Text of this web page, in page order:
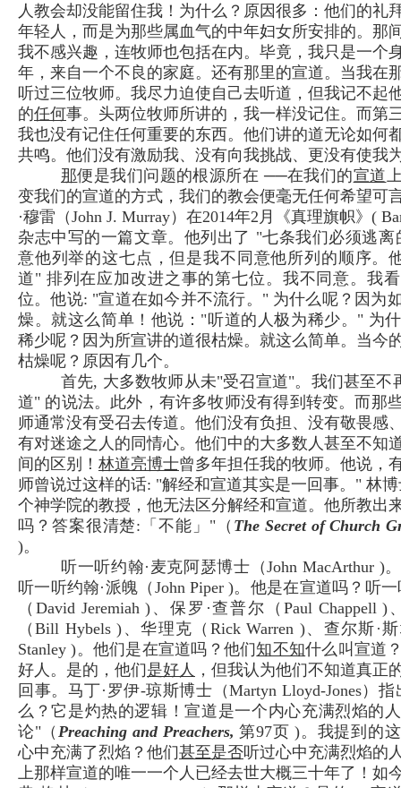
人教会却没能留住我！为什么？原因很多：他们的礼
年轻人，而是为那些属血气的中年妇女所安排的。那
我不感兴趣，连牧师也包括在内。毕竟，我只是一个
年，来自一个不良的家庭。还有那里的宣道。当我在
听过三位牧师。我尽力迫使自己去听道，但我记不起
的任何事。头两位牧师所讲的，我一样没记住。而第
我也没有记住任何重要的东西。他们讲的道无论如何
共鸣。他们没有激励我、没有向我挑战、更没有使我
那便是我们问题的根源所在 ──在我们的宣道
变我们的宣道的方式，我们的教会便毫无任何希望可
·穆雷（John J. Murray）在2014年2月《真理旗帜》(
杂志中写的一篇文章。他列出了 "七条我们必须逃离
意他列举的这七点，但是我不同意他所列的顺序。
道" 排列在应加改进之事的第七位。我不同意。我
位。他说: "宣道在如今并不流行。" 为什么呢？因为
燥。就这么简单！他说："听道的人极为稀少。" 为
稀少呢？因为所宣讲的道很枯燥。就这么简单。当今
枯燥呢？原因有几个。
首先, 大多数牧师从未"受召宣道"。我们甚至不
道" 的说法。此外，有许多牧师没有得到转变。而那
师通常没有受召去传道。他们没有负担、没有敬畏感
有对迷途之人的同情心。他们中的大多数人甚至不知
间的区别！ 林道亮博士曾多年担任我的牧师。他说，
师曾说过这样的话: "解经和宣道其实是一回事。" 林
个神学院的教授，他无法区分解经和宣道。他所教出
吗？答案很清楚:「不能」"（ The Secret of Church
)。
听一听约翰·麦克阿瑟博士（John MacArthur )
听一听约翰·派魄（John Piper )。他是在宣道吗？听
（David Jeremiah )、保罗·查普尔（Paul Chappell
（Bill Hybels )、华理克（Rick Warren )、查尔斯·
Stanley )。他们是在宣道吗？他们知不知什么叫宣道
好人。是的，他们是好人 ，但我认为他们不知道真正
回事。马丁·罗伊-琼斯博士（Martyn Lloyd-Jones）
么？它是灼热的逻辑！宣道是一个内心充满烈焰的
论"（Preaching and Preachers, 第97页 )。我提到的
心中充满了烈焰？他们甚至是否听过心中充满烈焰的
上那样宣道的唯一一个人已经去世大概三十年了！如